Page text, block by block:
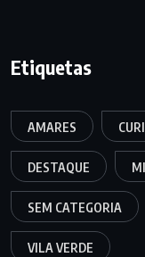
Etiquetas
AMARES
DESTAQUE
SEM CATEGORIA
VILA VERDE